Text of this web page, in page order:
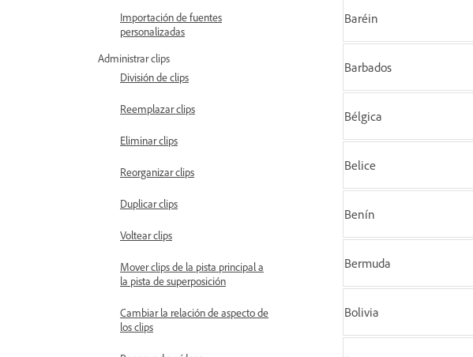
Importación de fuentes
personalizadas
Administrar clips
División de clips
Reemplazar clips
Eliminar clips
Reorganizar clips
Duplicar clips
Voltear clips
Mover clips de la pista principal a
la pista de superposición
Cambiar la relación de aspecto de
los clips
Baréin
Barbados
Bélgica
Belice
Benín
Bermuda
Bolivia